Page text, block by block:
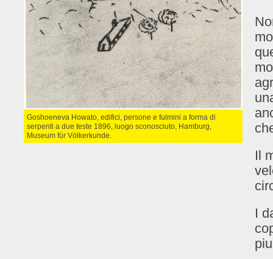
Goshoeneva Howato, edifici, persone e fulmini a forma di
serpenti a due teste 1896, luogo sconosciuto, Hamburg,
Museum für Völkerkunde.
Il
I